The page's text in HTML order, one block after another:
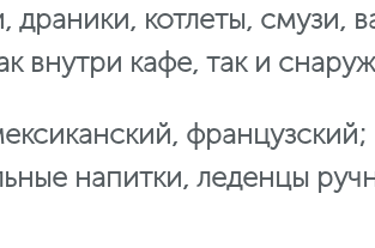
котлеты, смузи,
внутри кафе, так и
напитки, леденцы